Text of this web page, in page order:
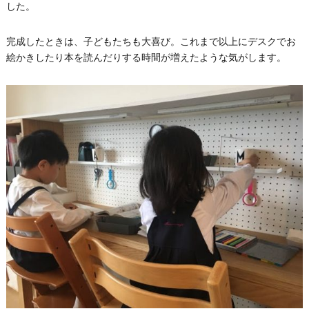
した。
完成したときは、子どもたちも大喜び。これまで以上にデスクでお
絵かきしたり本を読んだりする時間が増えたような気がします。